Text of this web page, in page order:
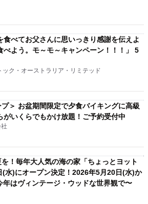
食べてお父さんに思いっきり感謝を伝えよ
よう。モ～モ～キャンペーン！！！」 5
ック・オーストラリア・リミテッド
＞ お盆期間限定で夕食バイキングに高級
がいくらでもかけ放題！ご予約受付中
！毎年大人気の海の家「ちょっとヨット
(水)にオープン決定！2026年5月20日(水)か
年はヴィンテージ・ウッドな世界観で〜